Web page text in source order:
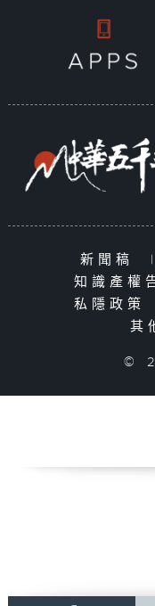
新聞稿 |
知識產權
私隱政策
其
©